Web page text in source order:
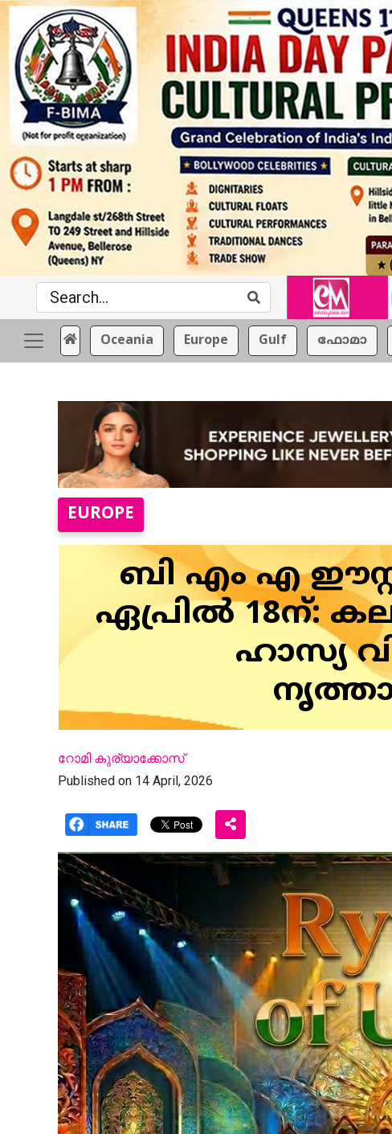
Oceania Europe Gulf ഫോമാ
EUROPE
ബി എം എ
ഏപ്രില്‍ 18ന്:
ഹാസ്യ
റോമി കുര്യാക്കോസ്
Published on 14 April, 2026